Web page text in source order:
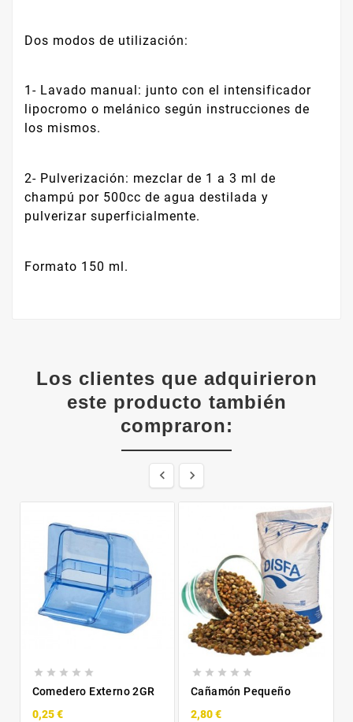
Dos modos de utilización:
1- Lavado manual: junto con el intensificador
lipocromo o melánico según instrucciones de
los mismos.
2- Pulverización: mezclar de 1 a 3 ml de
champú por 500cc de agua destilada y
pulverizar superficialmente.
Formato 150 ml.
Los clientes que adquirieron
este producto también
compraron:
 
    
Comedero Externo 2GR
0,25 €
    
Cañamón Pequeño
2,80 €